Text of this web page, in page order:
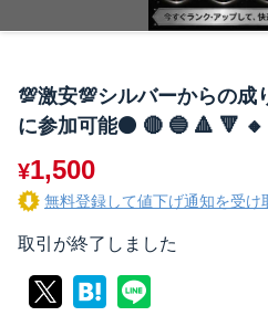
💯激安💯シルバーからの成
に参加可能⚫️ 🔴 🔵 🔺 🔻 🔸
¥1,500
無料登録して値下げ通知を受け
取引が終了しました